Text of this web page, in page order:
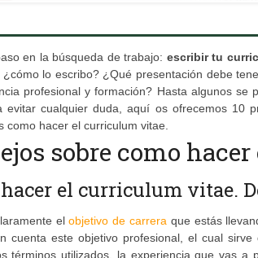
en la búsqueda de trabajo: escribir tu
¿cómo lo escribo? ¿Qué presentación debe
profesional y formación? Hasta algunos se
evitar cualquier duda, aquí os ofrecemos 10
como hacer el curriculum vitae.
sobre como
el curriculum vitae.
elobjetivo de carreraque estás
cuenta este objetivo profesional, el cual
términos utilizados, la experiencia que vas